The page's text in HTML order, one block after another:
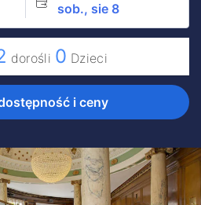
sob., sie 8
dorośli 0 Dzieci
i ceny